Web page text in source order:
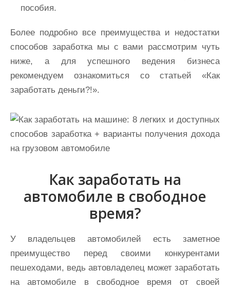
пособия.
Более подробно все преимущества и недостатки
способов заработка мы с вами рассмотрим чуть
ниже, а для успешного ведения бизнеса
рекомендуем ознакомиться со статьей «Как
заработать деньги?!».
Как заработать на
автомобиле в свободное
время?
У владельцев автомобилей есть заметное
преимущество перед своими конкурентами
пешеходами, ведь автовладелец может заработать
на автомобиле в свободное время от своей